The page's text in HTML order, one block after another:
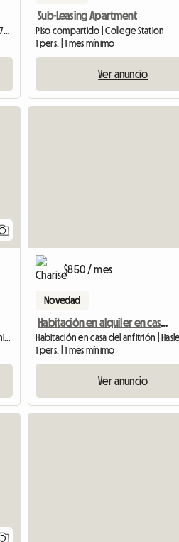
Habitación en casa del anfitrión | Austin (78701) | 1000 SQFT
Sub-Leasing Apartment
Piso compartido | College Station
1 pers. | 1 mes mínimo
Ver anuncio
Habitación en casa del anfitrión | San Antonio (78230)
$850 / mes
Novedad
Habitación en alquiler en casa hermosa, amplia y cómoda.
1 pers. | 1 mes mínimo
Ver anuncio